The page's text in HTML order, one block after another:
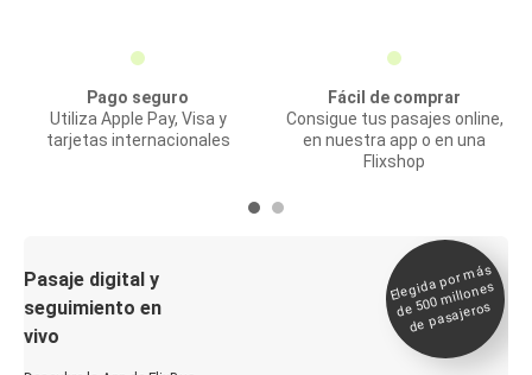
Pago seguro
Utiliza Apple Pay, Visa y
tarjetas internacionales
Fácil de comprar
Consigue tus pasajes online,
en nuestra app o en una
Flixshop
Pasaje digital y
seguimiento en
vivo
Elegida por
más
de 500
millones
de pasajeros